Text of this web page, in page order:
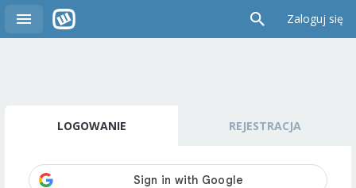
Zaloguj się
LOGOWANIE REJESTRACJA